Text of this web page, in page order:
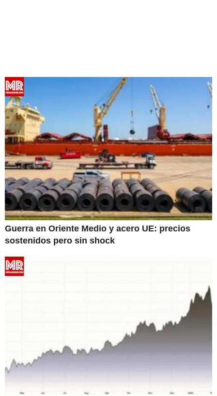
Guerra en Oriente Medio y acero UE: precios
sostenidos pero sin shock